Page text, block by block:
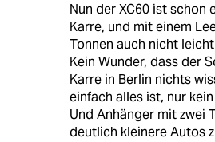
Nun der XC60 ist schon
Karre, und mit einem
Tonnen auch nicht
Kein Wunder, dass der
Karre in Berlin nichts
einfach alles ist, nur
Und Anhänger mit zwei
deutlich kleinere Autos